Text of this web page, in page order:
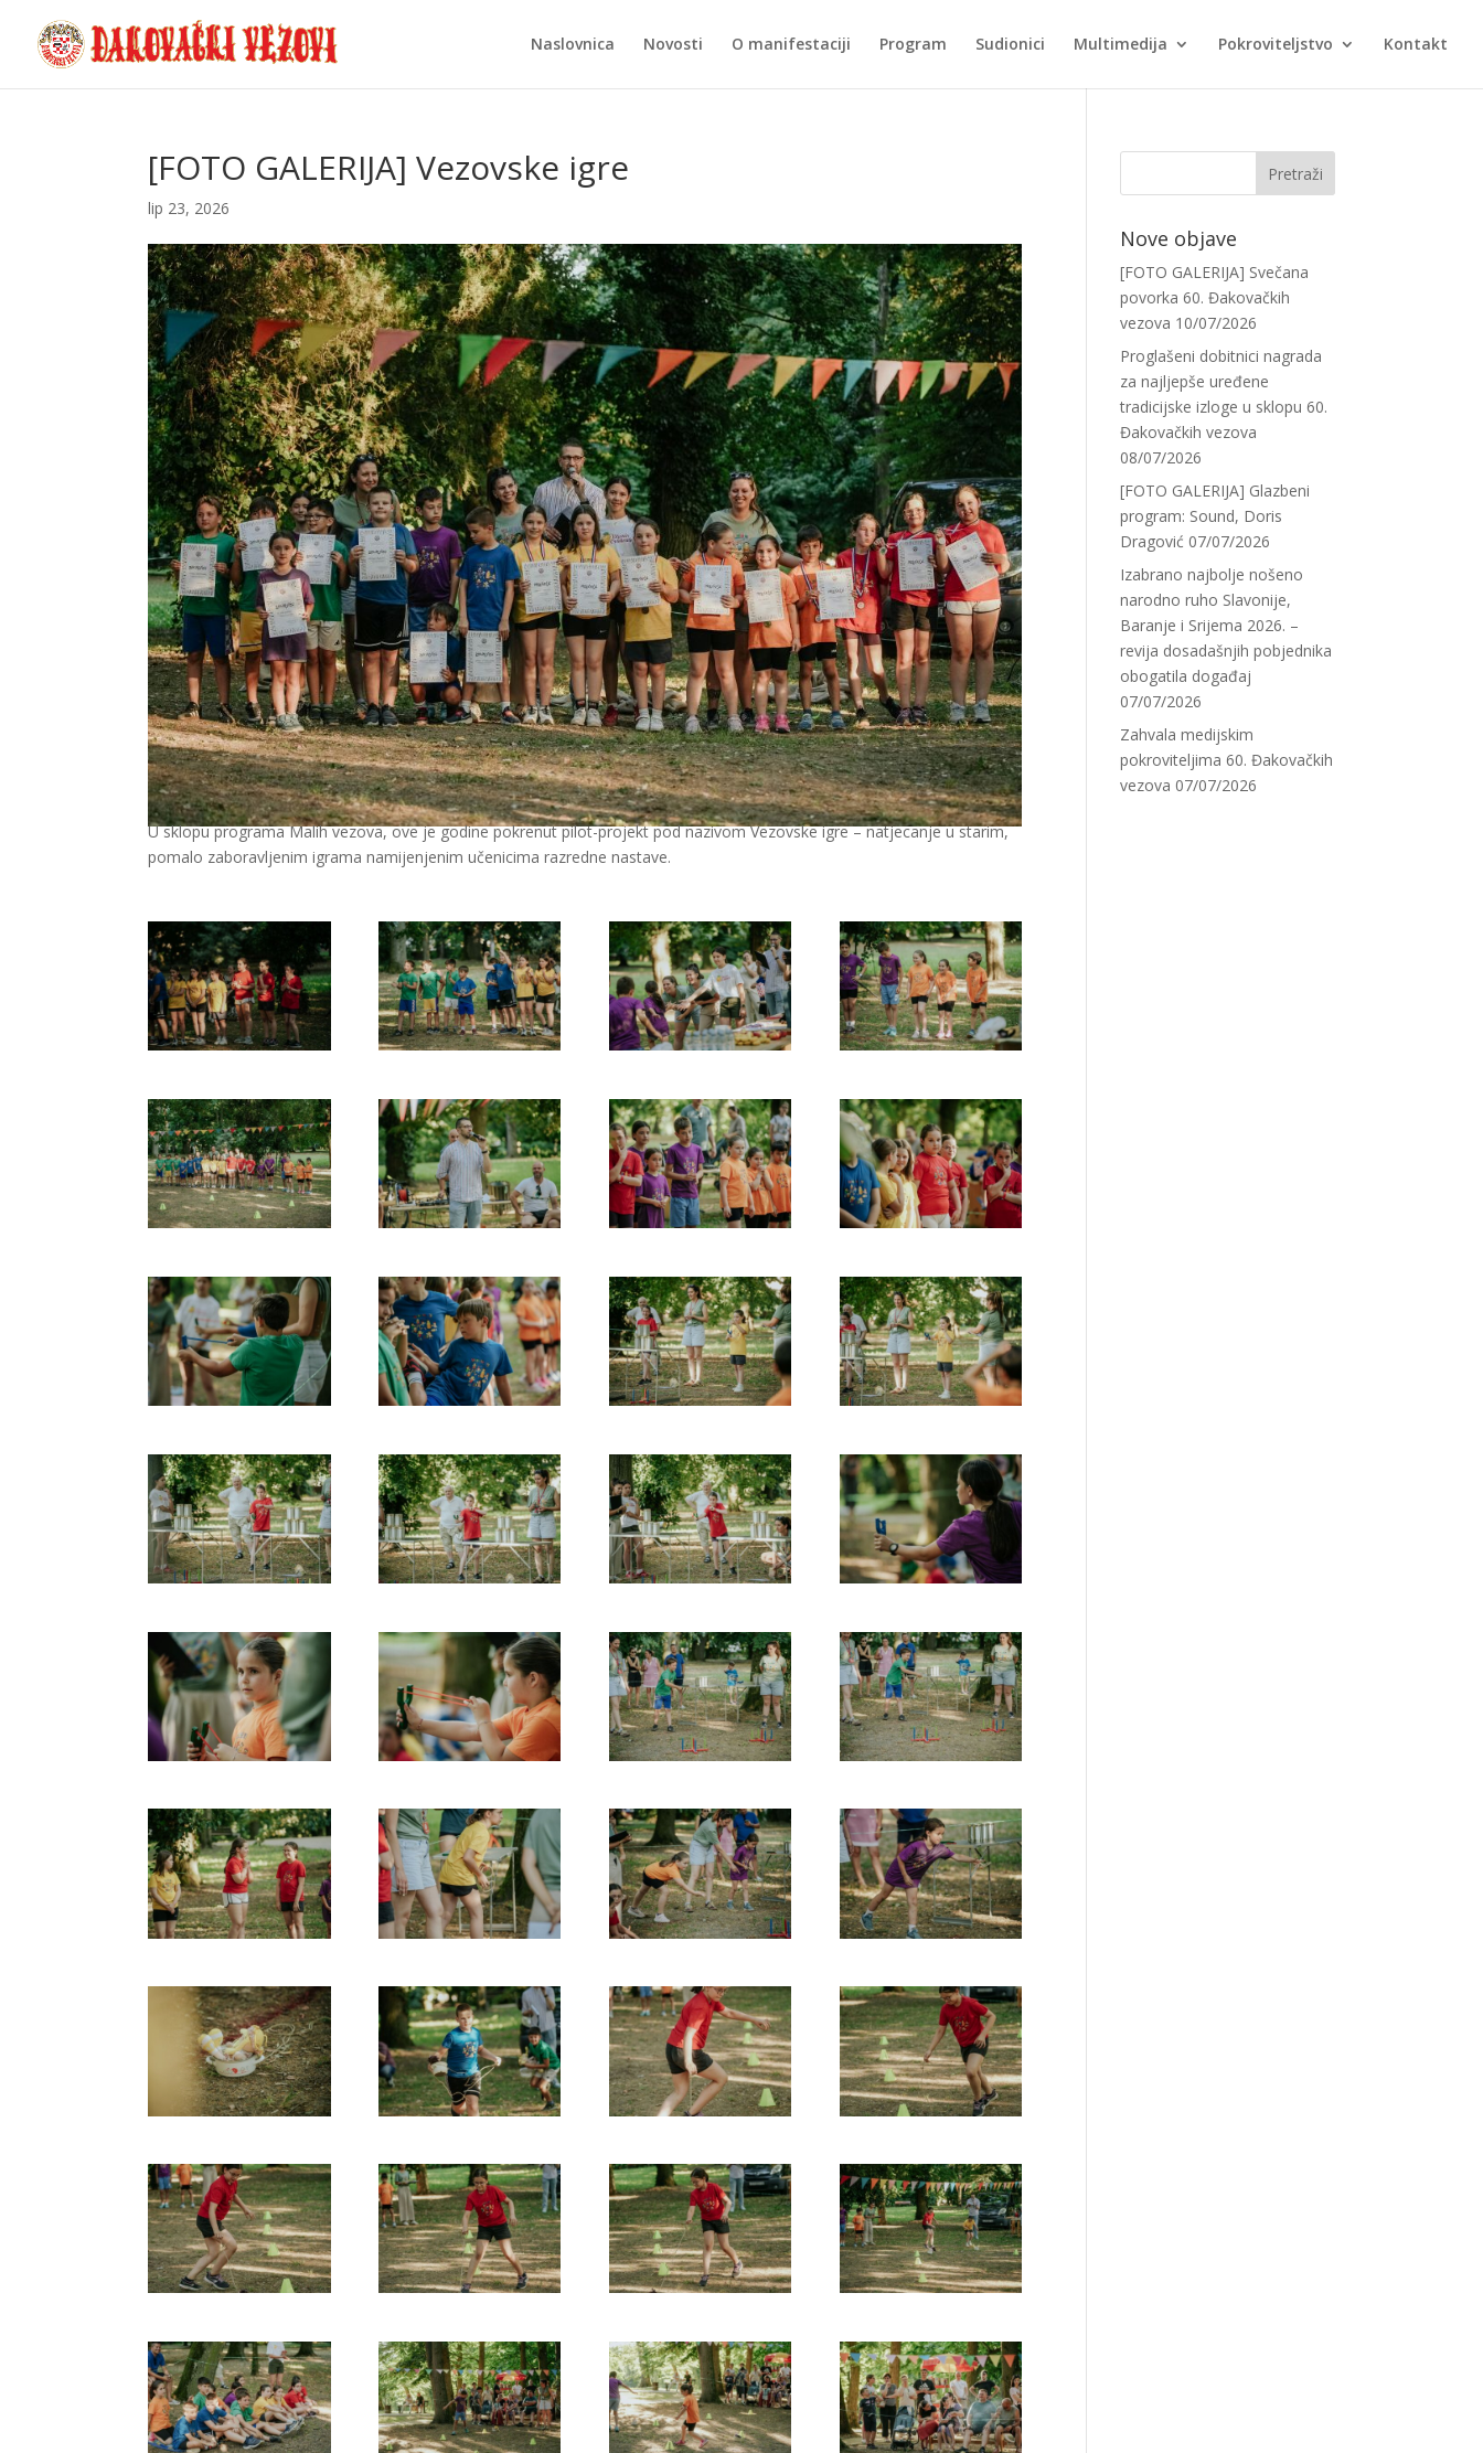
Naslovnica Novosti O manifestaciji Program Sudionici Multimedija Pokroviteljstvo Kontakt
[FOTO GALERIJA] Vezovske igre
lip 23, 2026
U sklopu programa Malih vezova, ove je godine pokrenut pilot-projekt pod nazivom Vezovske igre – natjecanje u starim,
pomalo zaboravljenim igrama namijenjenim učenicima razredne nastave.
Nove objave
[FOTO GALERIJA] Svečana
povorka 60. Đakovačkih
vezova 10/07/2026
Proglašeni dobitnici nagrada
za najljepše uređene
tradicijske izloge u sklopu 60.
Đakovačkih vezova
08/07/2026
[FOTO GALERIJA] Glazbeni
program: Sound, Doris
Dragović 07/07/2026
Izabrano najbolje nošeno
narodno ruho Slavonije,
Baranje i Srijema 2026. –
revija dosadašnjih pobjednika
obogatila događaj
07/07/2026
Zahvala medijskim
pokroviteljima 60. Đakovačkih
vezova 07/07/2026